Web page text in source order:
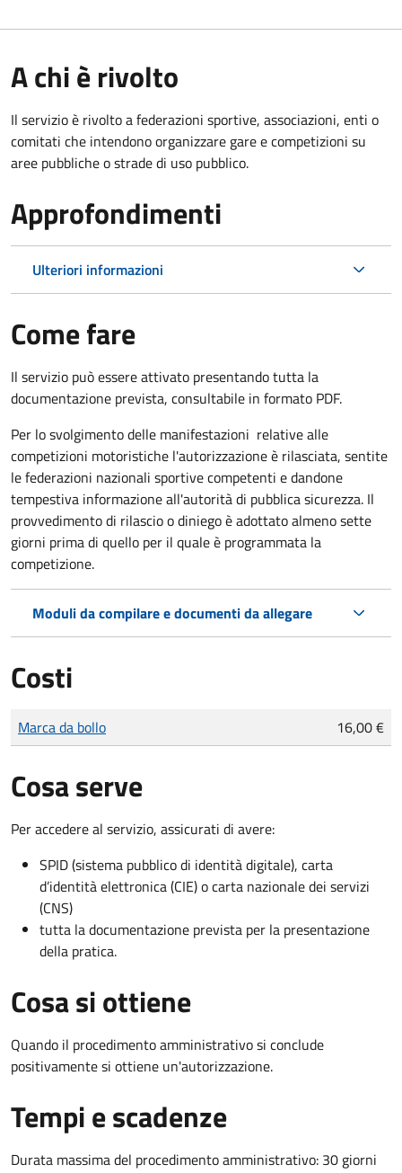
A chi è rivolto
Il servizio è rivolto a federazioni sportive, associazioni, enti o
comitati che intendono organizzare gare e competizioni su
aree pubbliche o strade di uso pubblico.
Approfondimenti
Ulteriori informazioni
Come fare
Il servizio può essere attivato presentando tutta la
documentazione prevista, consultabile in formato PDF.
Per lo svolgimento delle manifestazioni relative alle
competizioni motoristiche l'autorizzazione è rilasciata, sentite
le federazioni nazionali sportive competenti e dandone
tempestiva informazione all'autorità di pubblica sicurezza. Il
provvedimento di rilascio o diniego è adottato almeno sette
giorni prima di quello per il quale è programmata la
competizione.
Moduli da compilare e documenti da allegare
Costi
Tipo di pagamento
Importo
Marca da bollo 16,00 €
Cosa serve
Per accedere al servizio, assicurati di avere:
SPID (sistema pubblico di identità digitale), carta
d’identità elettronica (CIE) o carta nazionale dei servizi
(CNS)
tutta la documentazione prevista per la presentazione
della pratica.
Cosa si ottiene
Quando il procedimento amministrativo si conclude
positivamente si ottiene un'autorizzazione.
Tempi e scadenze
Durata massima del procedimento amministrativo: 30 giorni